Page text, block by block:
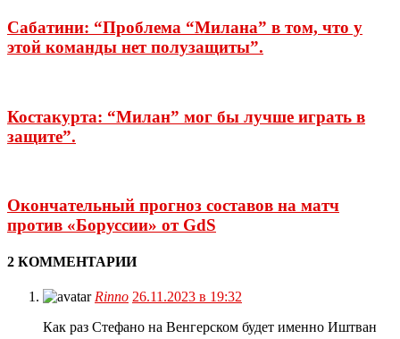
Сабатини: “Проблема “Милана” в том, что у
этой команды нет полузащиты”.
Костакурта: “Милан” мог бы лучше играть в
защите”.
Окончательный прогноз составов на матч
против «Боруссии» от GdS
2 КОММЕНТАРИИ
Rinno 26.11.2023 в 19:32
Как раз Стефано на Венгерском будет именно Иштван